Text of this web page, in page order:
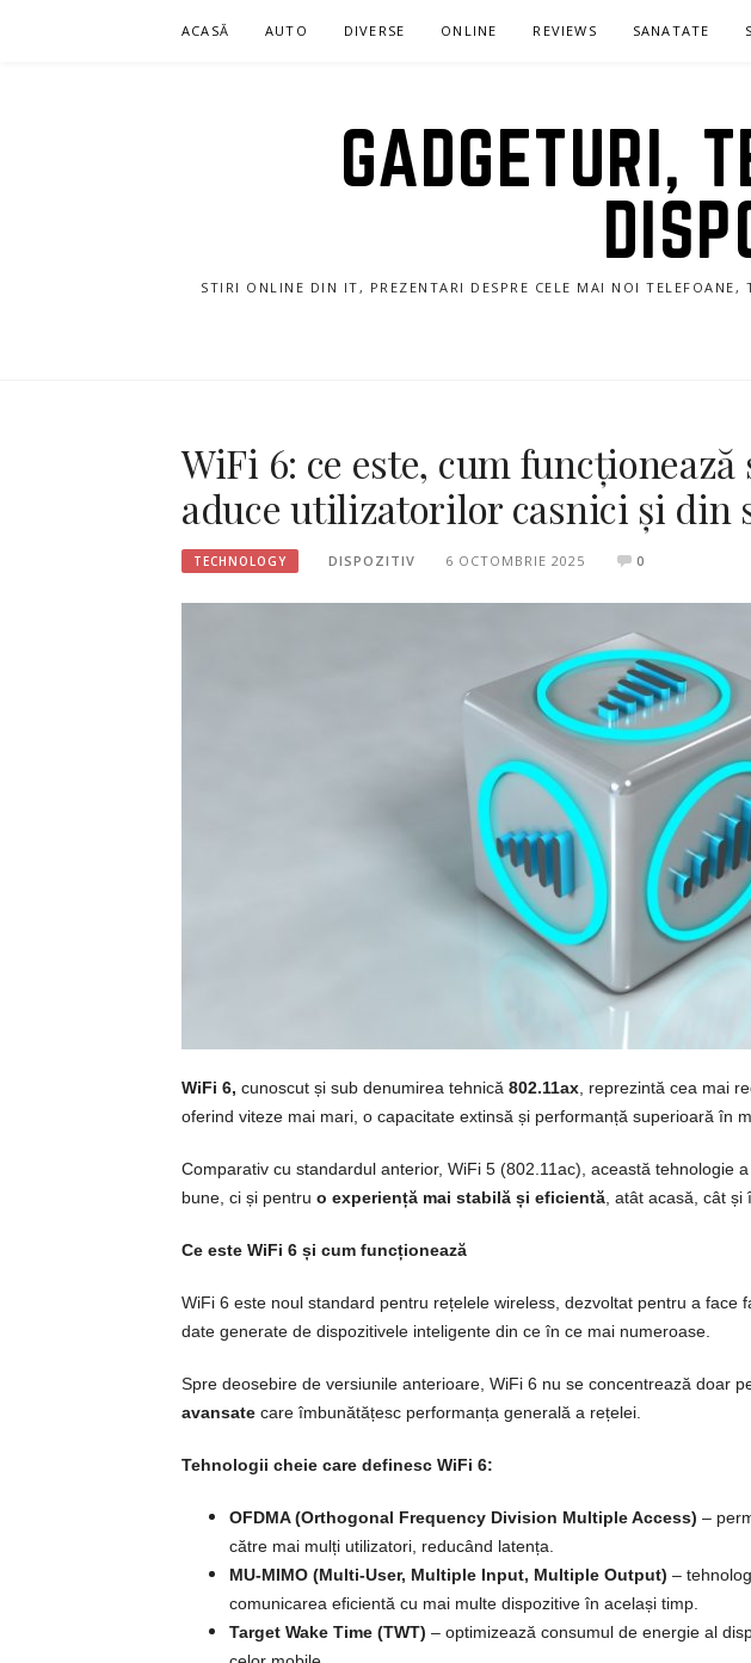
ACASĂ AUTO DIVERSE ONLINE REVIEWS SANATATE
GADGETURI,
STIRI ONLINE DIN IT, PREZENTARI DESPRE CELE MAI NOI
WiFi 6: ce este, cum
aduce utilizatorilor casnici și din
TECHNOLOGY DISPOZITIV 6 OCTOMBRIE 2025 0
WiFi 6, cunoscut și sub denumirea tehnică 802.11ax , reprezintă cea mai
oferind viteze mai mari, o capacitate extinsă și performanță superioară în
Comparativ cu standardul anterior, WiFi 5 (802.11ac), această tehnologie
bune, ci și pentru o experiență mai stabilă și eficientă , atât acasă, cât
Ce este WiFi 6 și cum funcționează
WiFi 6 este noul standard pentru rețelele wireless, dezvoltat pentru a face
date generate de dispozitivele inteligente din ce în ce mai numeroase.
Spre deosebire de versiunile anterioare, WiFi 6 nu se concentrează doar
avansate care îmbunătățesc performanța generală a rețelei.
Tehnologii cheie care definesc WiFi 6:
OFDMA (Orthogonal Frequency Division Multiple Access) –
către mai mulți utilizatori, reducând latența.
MU-MIMO (Multi-User, Multiple Input, Multiple Output) –
comunicarea eficientă cu mai multe dispozitive în același timp.
Target Wake Time (TWT) – optimizează consumul de energie al